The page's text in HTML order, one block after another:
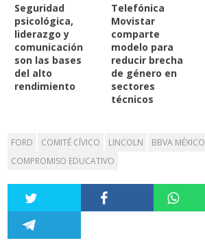
Seguridad
psicológica,
liderazgo y
comunicación
son las bases
del alto
rendimiento
Telefónica
Movistar
comparte
modelo para
reducir brecha
de género en
sectores
técnicos
FORD COMITÉ CÍVICO LINCOLN
BBVA MÉXICO
COMPROMISO EDUCATIVO